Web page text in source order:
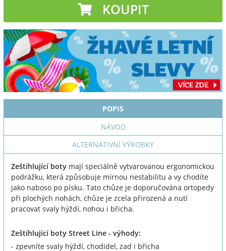
KOUPIT
POPIS
NÁVOD
ALTERNATIVNÍ VÝROBKY
Zeštíhlující boty mají speciálně vytvarovanou ergonomickou
podrážku, která způsobuje mírnou nestabilitu a vy chodíte
jako naboso po písku. Tato chůze je doporučována ortopedy
při plochých nohách, chůze je zcela přirozená a nutí
pracovat svaly hýždí, nohou i břicha.
Zeštíhlující boty Street Line - výhody:
- zpevníte svaly hýždí, chodidel, zad i břicha